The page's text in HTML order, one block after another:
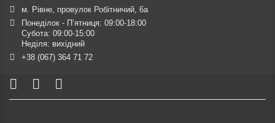
м. Рівне, провулок Робітничий, 6а
Понеділок - П’ятниця: 09:00-18:00
Субота: 09:00-15:00
Неділя: вихідний
+38 (067) 364 71 72